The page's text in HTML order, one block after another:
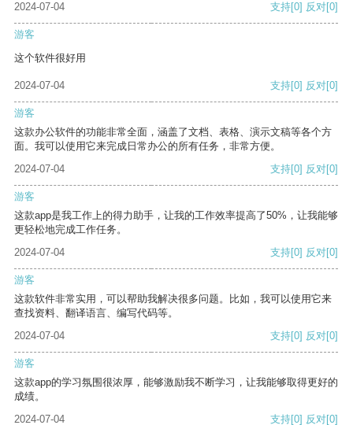
2024-07-04 支持[0] 反对[0]
游客
这个软件很好用
2024-07-04 支持[0] 反对[0]
游客
这款办公软件的功能非常全面，涵盖了文档、表格、演示文稿等各个方
面。我可以使用它来完成日常办公的所有任务，非常方便。
2024-07-04
支持[0] 反对[0]
游客
这款app是我工作上的得力助手，让我的工作效率提高了50%，让我能够
更轻松地完成工作任务。
2024-07-04
支持[0] 反对[0]
游客
这款软件非常实用，可以帮助我解决很多问题。比如，我可以使用它来
查找资料、翻译语言、编写代码等。
2024-07-04
支持[0] 反对[0]
游客
这款app的学习氛围很浓厚，能够激励我不断学习，让我能够取得更好的
成绩。
2024-07-04
支持[0] 反对[0]